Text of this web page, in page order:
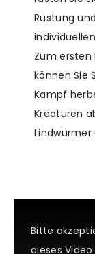
Rüstung
Zum ersten
können Sie
Kampf
Kreaturen
Bitte
dieses